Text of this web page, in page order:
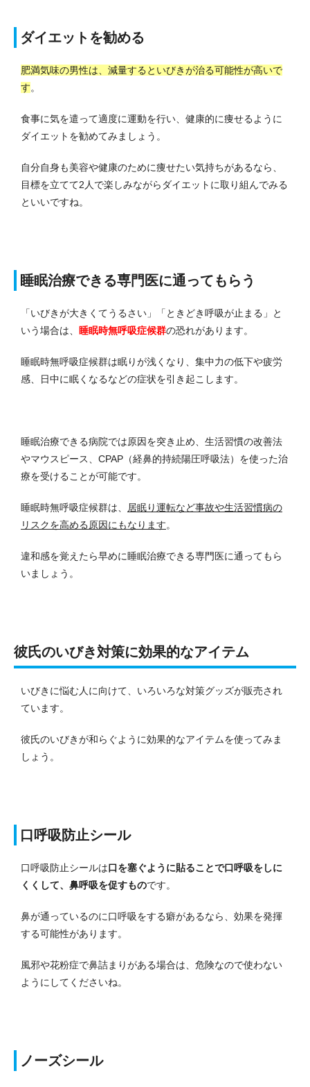
ダイエットを勧める
肥満気味の男性は、減量するといびきが治る可能性が高いで
す。
食事に気を遣って適度に運動を行い、健康的に痩せるように
ダイエットを勧めてみましょう。
自分自身も美容や健康のために痩せたい気持ちがあるなら、
目標を立てて2人で楽しみながらダイエットに取り組んでみる
といいですね。
睡眠治療できる専門医に通ってもらう
「いびきが大きくてうるさい」「ときどき呼吸が止まる」と
いう場合は、
睡眠時無呼吸症候群の恐れがあります。
睡眠時無呼吸症候群は眠りが浅くなり、集中力の低下や疲労
感、日中に眠くなるなどの症状を引き起こします。
睡眠治療できる病院では原因を突き止め、生活習慣の改善法
やマウスピース、CPAP（経鼻的持続陽圧呼吸法）を使った治
療を受けることが可能です。
睡眠時無呼吸症候群は、
居眠り運転など事故や生活習慣病の
リスクを高める原因にもなります。
違和感を覚えたら早めに睡眠治療できる専門医に通ってもら
いましょう。
彼氏のいびき対策に効果的なアイテム
いびきに悩む人に向けて、いろいろな対策グッズが販売され
ています。
彼氏のいびきが和らぐように効果的なアイテムを使ってみま
しょう。
口呼吸防止シール
口呼吸防止シールは口を塞ぐように貼ることで口呼吸をしに
くくして、鼻呼吸を促すものです。
鼻が通っているのに口呼吸をする癖があるなら、効果を発揮
する可能性があります。
風邪や花粉症で鼻詰まりがある場合は、危険なので使わない
ようにしてくださいね。
ノーズシール